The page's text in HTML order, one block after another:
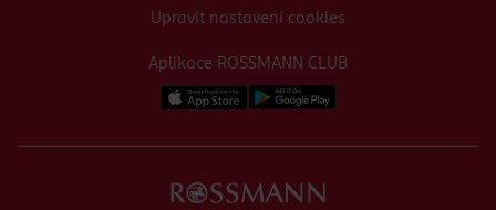
Aplikace ROSSMANN CLUB
Upravit nastavení cookies